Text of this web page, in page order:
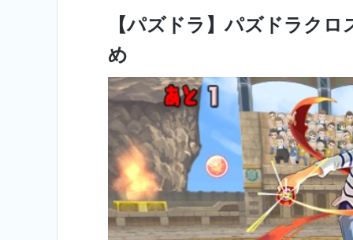
【パズドラ】パズドラク
め